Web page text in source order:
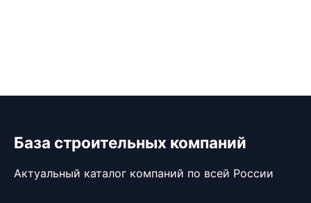
База строительных компаний
Актуальный каталог компаний по всей России